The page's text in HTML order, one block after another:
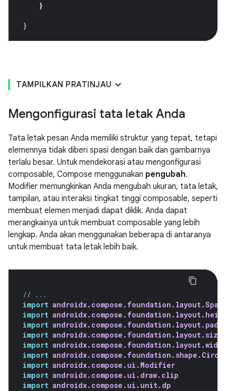
}
}
TAMPILKAN PRATINJAU
Mengonfigurasi tata letak Anda
Tata letak pesan Anda memiliki struktur yang tepat, tetapi
elemennya tidak diberi spasi dengan baik dan gambarnya
terlalu besar. Untuk mendekorasi atau mengonfigurasi
composable, Compose menggunakan pengubah.
Modifier memungkinkan Anda mengubah ukuran, tata letak,
tampilan, atau interaksi tingkat tinggi composable, seperti
membuat elemen menjadi dapat diklik. Anda dapat
merangkainya untuk membuat composable yang lebih
lengkap. Anda akan menggunakan beberapa di antaranya
untuk membuat tata letak lebih baik.
// ...
import
import
import
import androidx.compose.foundation.layout.size
import androidx.compose.foundation.layout.width
import
import androidx.compose.ui.Modifier
import androidx.compose.ui.draw.clip
import androidx.compose.ui.unit.dp